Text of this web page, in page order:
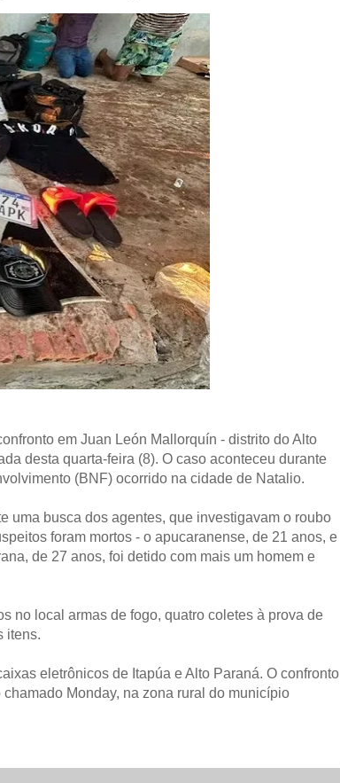
em Juan León Mallorquín - distrito do Alto
desta quarta-feira (8). O caso aconteceu durante
(BNF) ocorrido na cidade de Natalio.
uma busca dos agentes, que investigavam o roubo
foram mortos - o apucaranense, de 21 anos, e
de 27 anos, foi detido com mais um homem e
no local armas de fogo, quatro coletes à prova de
itens.
eletrônicos de Itapúa e Alto Paraná. O confronto
Monday, na zona rural do município